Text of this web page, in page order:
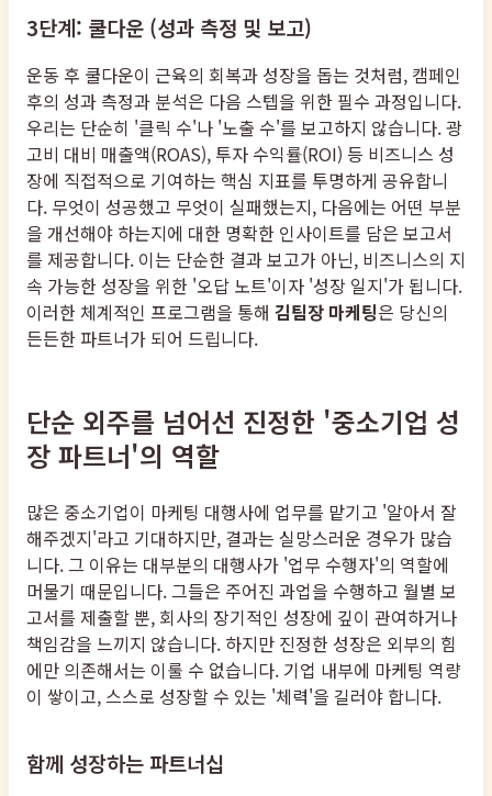
3단계: 쿨다운 (성과 측정 및 보고)
운동 후 쿨다운이 근육의 회복과 성장을 돕는 것처럼, 캠페인
후의 성과 측정과 분석은 다음 스텝을 위한 필수 과정입니다.
우리는 단순히 '클릭 수'나 '노출 수'를 보고하지 않습니다. 광
고비 대비 매출액(ROAS), 투자 수익률(ROI) 등 비즈니스 성
장에 직접적으로 기여하는 핵심 지표를 투명하게 공유합니
다. 무엇이 성공했고 무엇이 실패했는지, 다음에는 어떤 부분
을 개선해야 하는지에 대한 명확한 인사이트를 담은 보고서
를 제공합니다. 이는 단순한 결과 보고가 아닌, 비즈니스의 지
속 가능한 성장을 위한 '오답 노트'이자 '성장 일지'가 됩니다.
이러한 체계적인 프로그램을 통해 김팀장 마케팅은 당신의
든든한 파트너가 되어 드립니다.
단순 외주를 넘어선 진정한 '중소기업 성
장 파트너'의 역할
많은 중소기업이 마케팅 대행사에 업무를 맡기고 '알아서 잘
해주겠지'라고 기대하지만, 결과는 실망스러운 경우가 많습
니다. 그 이유는 대부분의 대행사가 '업무 수행자'의 역할에
머물기 때문입니다. 그들은 주어진 과업을 수행하고 월별 보
고서를 제출할 뿐, 회사의 장기적인 성장에 깊이 관여하거나
책임감을 느끼지 않습니다. 하지만 진정한 성장은 외부의 힘
에만 의존해서는 이룰 수 없습니다. 기업 내부에 마케팅 역량
이 쌓이고, 스스로 성장할 수 있는 '체력'을 길러야 합니다.
함께 성장하는 파트너십